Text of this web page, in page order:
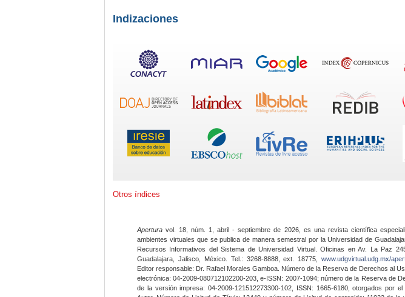
Indizaciones
Otros índices
Apertura vol. 18, núm. 1, abril - septiembre de 2026, es una revista científica
ambientes virtuales que se publica de manera semestral por la Universidad de
Recursos Informativos del Sistema de Universidad Virtual. Oficinas en Av. La Paz
Guadalajara, Jalisco, México. Tel.: 3268-8888, ext. 18775,www.udgvirtual.udg.mx/
Editor responsable: Dr. Rafael Morales Gamboa. Número de la Reserva de Derechos al
electrónica: 04-2009-080712102200-203, e-ISSN: 2007-1094; número de la Reserva de
de la versión impresa: 04-2009-121512273300-102, ISSN: 1665-6180, otorgados por